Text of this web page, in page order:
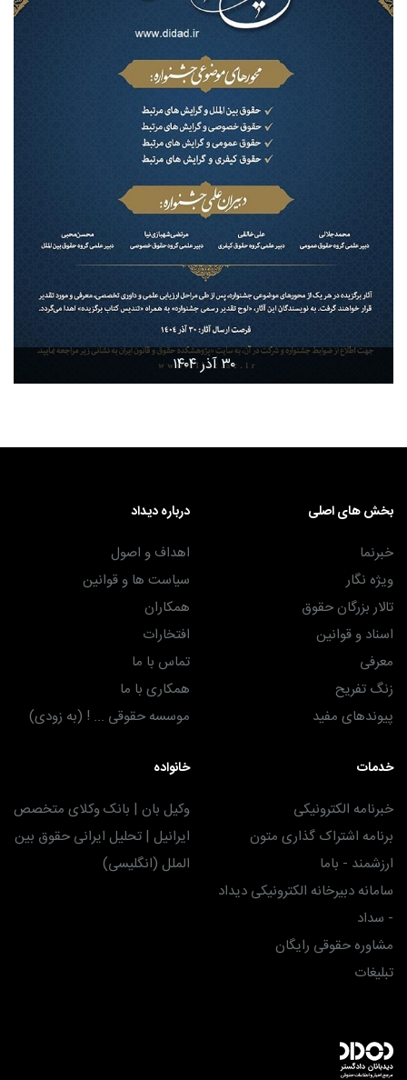
۳۰ آذر ۱۴۰۴
بخش های اصلی
خبرنما
ویژه نگار
تالار بزرگان حقوق
اسناد و قوانین
معرفی
زنگ تفریح
پیوندهای مفید
درباره دیداد
اهداف و اصول
سیاست ها و قوانین
همکاران
افتخارات
تماس با ما
همکاری با ما
موسسه حقوقی ... ! (به زودی)
خدمات
خبرنامه الکترونیکی
برنامه اشتراک گذاری متون
ارزشمند - باما
سامانه دبیرخانه الکترونیکی دیداد
- سداد
مشاوره حقوقی رایگان
تبلیغات
خانواده
وکیل بان | بانک وکلای متخصص
ایرانیل | تحلیل ایرانی حقوق بین
الملل (انگلیسی)